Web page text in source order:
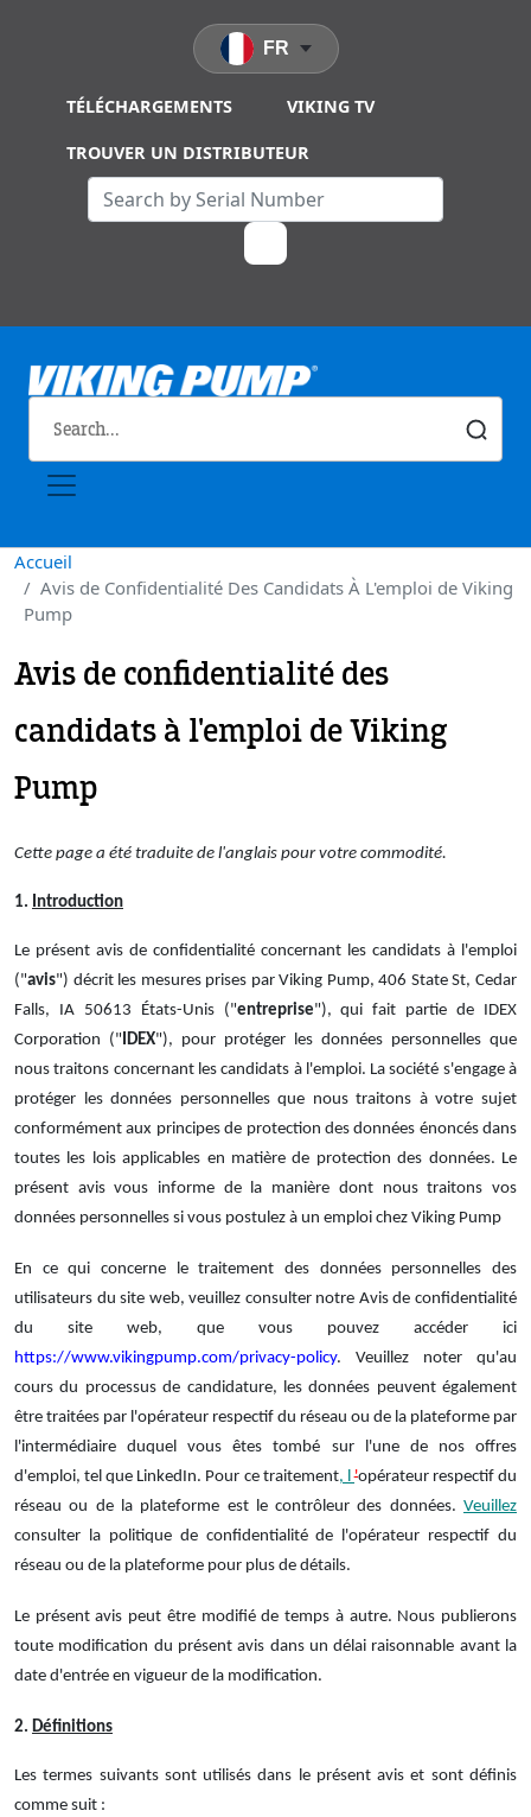
TÉLÉCHARGEMENTS VIKING TV
TROUVER UN DISTRIBUTEUR
FR
Accueil
Avis de Confidentialité Des Candidats À L'emploi de Viking
Pump
Avis de confidentialité des
candidats à l'emploi de Viking
Pump
Cette page a été traduite de l'anglais pour votre commodité.
1. Introduction
Le présent avis de confidentialité concernant les candidats à l'emploi
("avis") décrit les mesures prises par Viking Pump, 406 State St, Cedar
Falls, IA 50613 États-Unis ("entreprise"), qui fait partie de IDEX
Corporation ("IDEX"), pour protéger les données personnelles que
nous traitons concernant les candidats à l'emploi. La société s'engage à
protéger les données personnelles que nous traitons à votre sujet
conformément aux principes de protection des données énoncés dans
toutes les lois applicables en matière de protection des données. Le
présent avis vous informe de la manière dont nous traitons vos
données personnelles si vous postulez à un emploi chez Viking Pump
En ce qui concerne le traitement des données personnelles des
utilisateurs du site web, veuillez consulter notre Avis de confidentialité
du site web, que vous pouvez accéder ici
https://www.vikingpump.com/privacy-policy. Veuillez noter qu'au
cours du processus de candidature, les données peuvent également
être traitées par l'opérateur respectif du réseau ou de la plateforme par
l'intermédiaire duquel vous êtes tombé sur l'une de nos offres
d'emploi, tel que LinkedIn. Pour ce traitement, l'opérateur respectif du
réseau ou de la plateforme est le contrôleur des données. Veuillez
consulter la politique de confidentialité de l'opérateur respectif du
réseau ou de la plateforme pour plus de détails.
Le présent avis peut être modifié de temps à autre. Nous publierons
toute modification du présent avis dans un délai raisonnable avant la
date d'entrée en vigueur de la modification.
2. Définitions
Les termes suivants sont utilisés dans le présent avis et sont définis
comme suit :